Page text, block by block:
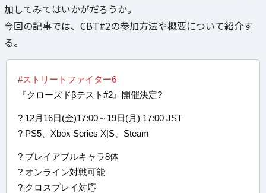
加してみてはいかがだろうか。
今回の記事では、CBT#2の参加方法や概要について紹介す
る。
#ストリートファイター6
『クローズドβテスト#2』開催決定?
? 12月16日(金)17:00～19日(月) 17:00 JST
? PS5、Xbox Series X|S、Steam
? プレイアブルキャラ8体
? オンライン対戦可能
?️ クロスプレイ対応